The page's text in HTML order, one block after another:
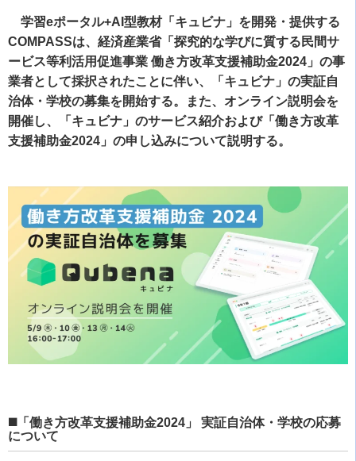
学習eポータル+AI型教材「キュビナ」を開発・提供する
COMPASSは、経済産業省「探究的な学びに質する民間サ
ービス等利活用促進事業 働き方改革支援補助金2024」の事
業者として採択されたことに伴い、「キュビナ」の実証自
治体・学校の募集を開始する。また、オンライン説明会を
開催し、「キュビナ」のサービス紹介および「働き方改革
支援補助金2024」の申し込みについて説明する。
◼️「働き方改革支援補助金2024」 実証自治体・学校の応募
について